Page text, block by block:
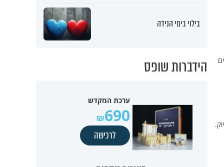
עם הרב אהרון לוי, היום (ה') בשעה 20:00 בדיוק.
בילוי בימי הנידה
הידברות שופס
ערכת המקדש
690
לרכישה